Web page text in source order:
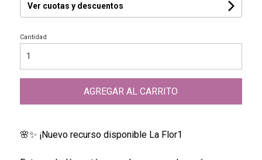
Ver cuotas y descuentos
Cantidad
AGREGAR AL CARRITO
🌸✨ ¡Nuevo recurso disponible La Flor1